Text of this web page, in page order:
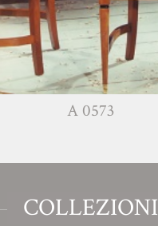
A 0573
COLLEZIONI